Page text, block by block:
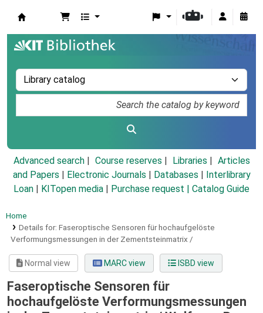
Advanced search Course reserves Libraries
Articles
and Papers
Electronic Journals Databases
Interlibrary
Loan
KITopen media Purchase request | Catalog Guide
Home
Details for: Faseroptische Sensoren für hochaufgelöste
Verformungsmessungen in der Zementsteinmatrix /
Normal view MARC view ISBD view
Faseroptische Sensoren für
hochaufgelöste Verformungsmessungen